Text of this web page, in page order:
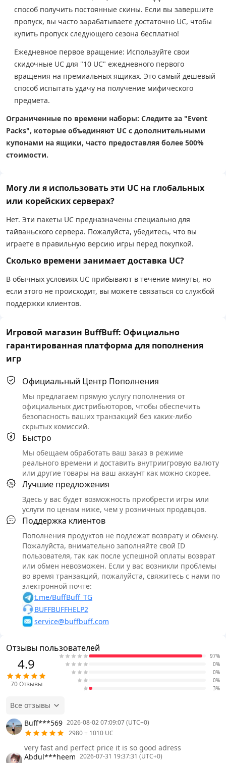
способ получить постоянные скины. Если вы завершите
пропуск, вы часто зарабатываете достаточно UC, чтобы
купить пропуск следующего сезона бесплатно!
Ежедневное первое вращение: Используйте свои
скидочные UC для "10 UC" ежедневного первого
вращения на премиальных ящиках. Это самый дешевый
способ испытать удачу на получение мифического
предмета.
Ограниченные по времени наборы: Следите за "Event
Packs", которые объединяют UC с дополнительными
купонами на ящики, часто предоставляя более 500%
стоимости.
Могу ли я использовать эти UC на глобальных
или корейских серверах?
Нет. Эти пакеты UC предназначены специально для
тайваньского сервера. Пожалуйста, убедитесь, что вы
играете в правильную версию игры перед покупкой.
Сколько времени занимает доставка UC?
В обычных условиях UC прибывают в течение минуты, но
если этого не происходит, вы можете связаться со службой
поддержки клиентов.
Игровой магазин BuffBuff: Официально
гарантированная платформа для пополнения
игр
Официальный Центр Пополнения
Мы предлагаем прямую услугу пополнения от
официальных дистрибьюторов, чтобы обеспечить
безопасность ваших транзакций без каких-либо
скрытых комиссий.
Быстро
Мы обещаем обработать ваш заказ в режиме
реального времени и доставить внутриигровую валюту
или другие товары на ваш аккаунт как можно скорее.
Лучшие предложения
Здесь у вас будет возможность приобрести игры или
услуги по ценам ниже, чем у розничных продавцов.
Поддержка клиентов
Пополнения продуктов не подлежат возврату и обмену.
Пожалуйста, внимательно заполняйте свой ID
пользователя, так как после успешной оплаты возврат
или обмен невозможен. Если у вас возникли проблемы
во время транзакций, пожалуйста, свяжитесь с нами по
электронной почте:
t.me/BuffBuff_TG
BUFFBUFFHELP2
service@buffbuff.com
Отзывы пользователей
4.9
70Отзывы
97%
0%
0%
0%
3%
Все отзывы
Buff***569 2026-08-02 07:09:07 (UTC+0)
2980 + 1010 UC
very fast and perfect price it is so good adress
Abdul***heem 2026-07-31 19:37:31 (UTC+0)